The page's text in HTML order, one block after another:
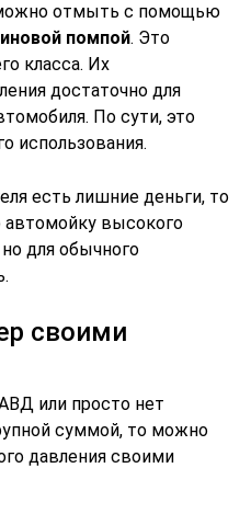
отмыть с помощью
помпой. Это
класса. Их
достаточно для
По сути, это
использования.
есть лишние деньги, то
высокого
для обычного
своими
или просто нет
суммой, то можно
давления своими